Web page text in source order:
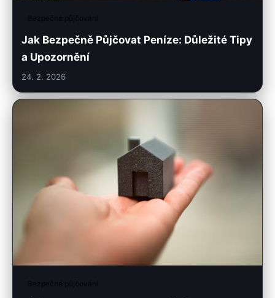
Bezpečné půjčování
Jak Bezpečně Půjčovat Peníze: Důležité Tipy
a Upozornění
24. 2. 2026
Bezpečné půjčování